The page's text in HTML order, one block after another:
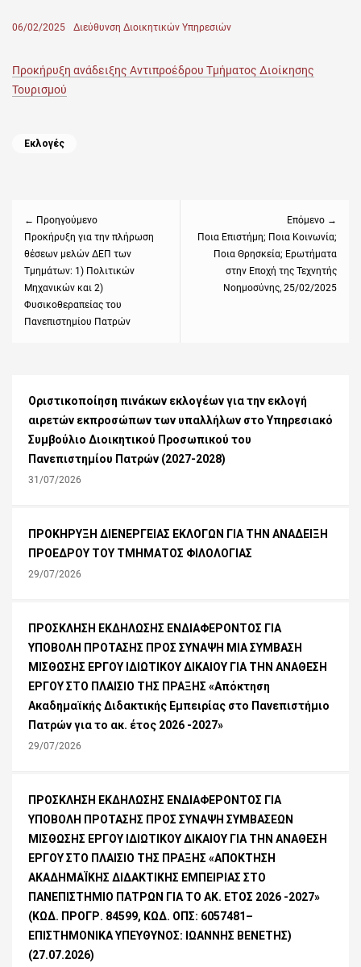
Posted
06/02/2025 Author
Διεύθυνση Διοικητικών Υπηρεσιών
Προκήρυξη ανάδειξης Αντιπροέδρου Τμήματος Διοίκησης
Τουρισμού
Categories
Εκλογές
← Προηγούμενο
Previous
post:
Προκήρυξη για την πλήρωση
θέσεων μελών ΔΕΠ των
Τμημάτων: 1) Πολιτικών
Μηχανικών και 2)
Φυσικοθεραπείας του
Πανεπιστημίου Πατρών
Επόμενο →
Next
post:
Ποια Επιστήμη; Ποια Κοινωνία;
Ποια Θρησκεία; Ερωτήματα
στην Eποχή της Τεχνητής
Νοημοσύνης, 25/02/2025
Οριστικοποίηση πινάκων εκλογέων για την εκλογή
αιρετών εκπροσώπων των υπαλλήλων στο Υπηρεσιακό
Συμβούλιο Διοικητικού Προσωπικού του
Πανεπιστημίου Πατρών (2027-2028)
31/07/2026
ΠΡΟΚΗΡΥΞΗ ΔΙΕΝΕΡΓΕΙΑΣ ΕΚΛΟΓΩΝ ΓΙΑ ΤΗΝ ΑΝΑΔΕΙΞΗ
ΠΡΟΕΔΡΟΥ ΤΟΥ ΤΜΗΜΑΤΟΣ ΦΙΛΟΛΟΓΙΑΣ
29/07/2026
ΠΡΟΣΚΛΗΣΗ ΕΚΔΗΛΩΣΗΣ ΕΝΔΙΑΦΕΡΟΝΤΟΣ ΓΙΑ
ΥΠΟΒΟΛΗ ΠΡΟΤΑΣΗΣ ΠΡΟΣ ΣΥΝΑΨΗ ΜΙΑ ΣΥΜΒΑΣΗ
ΜΙΣΘΩΣΗΣ ΕΡΓΟΥ ΙΔΙΩΤΙΚΟΥ ΔΙΚΑΙΟΥ ΓΙΑ ΤΗΝ ΑΝΑΘΕΣΗ
ΕΡΓΟΥ ΣΤΟ ΠΛΑΙΣΙΟ ΤΗΣ ΠΡΑΞΗΣ «Απόκτηση
Ακαδημαϊκής Διδακτικής Εμπειρίας στο Πανεπιστήμιο
Πατρών για το ακ. έτος 2026 -2027»
29/07/2026
ΠΡΟΣΚΛΗΣΗ ΕΚΔΗΛΩΣΗΣ ΕΝΔΙΑΦΕΡΟΝΤΟΣ ΓΙΑ
ΥΠΟΒΟΛΗ ΠΡΟΤΑΣΗΣ ΠΡΟΣ ΣΥΝΑΨΗ ΣΥΜΒΑΣΕΩΝ
ΜΙΣΘΩΣΗΣ ΕΡΓΟΥ ΙΔΙΩΤΙΚΟΥ ΔΙΚΑΙΟΥ ΓΙΑ ΤΗΝ ΑΝΑΘΕΣΗ
ΕΡΓΟΥ ΣΤΟ ΠΛΑΙΣΙΟ ΤΗΣ ΠΡΑΞΗΣ «ΑΠΟΚΤΗΣΗ
ΑΚΑΔΗΜΑΪΚΗΣ ΔΙΔΑΚΤΙΚΗΣ ΕΜΠΕΙΡΙΑΣ ΣΤΟ
ΠΑΝΕΠΙΣΤΗΜΙΟ ΠΑΤΡΩΝ ΓΙΑ ΤΟ ΑΚ. ΕΤΟΣ 2026 -2027»
(ΚΩΔ. ΠΡΟΓΡ. 84599, ΚΩΔ. ΟΠΣ: 6057481–
ΕΠΙΣΤΗΜΟΝΙΚΑ ΥΠΕΥΘΥΝΟΣ: ΙΩΑΝΝΗΣ ΒΕΝΕΤΗΣ)
(27.07.2026)